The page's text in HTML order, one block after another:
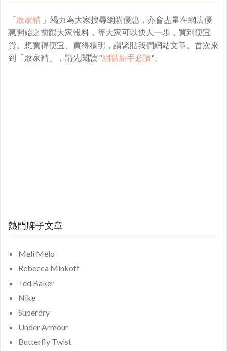
「敗家精 」竭力為大家搜尋網購優惠，亦會盡量在網店優
惠開始之前跟大家報料，等大家可以快人一步，買到便宜
貨。想買得便宜、買得精明，請緊貼我們網站文章。首次來
到「敗家精」，請先閱讀 "網購新手必讀"。
熱門牌子文章
Meli Melo
Rebecca Minkoff
Ted Baker
Nike
Superdry
Under Armour
Butterfly Twist